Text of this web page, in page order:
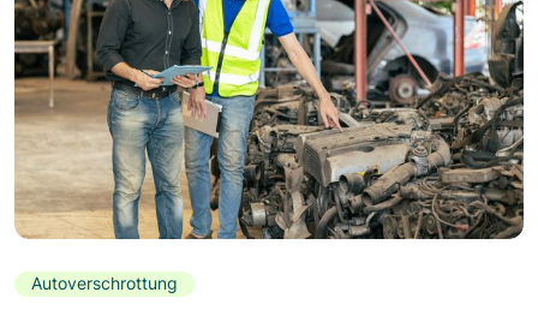
Autoverschrottung